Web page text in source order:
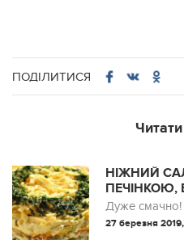
ПОДІЛИТИСЯ
НІЖНИЙ
ПЕЧІНКОЮ,
Дуже смачно!
27 березня